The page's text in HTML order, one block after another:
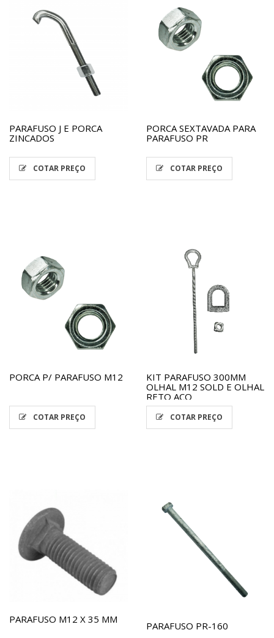
PARAFUSO J E PORCA
ZINCADOS
COTAR PREÇO
PORCA SEXTAVADA PARA
PARAFUSO PR
COTAR PREÇO
PORCA P/ PARAFUSO M12
COTAR PREÇO
KIT PARAFUSO 300MM
OLHAL M12 SOLD E OLHAL
RETO AÇO
COTAR PREÇO
PARAFUSO M12 X 35 MM
PARAFUSO PR-160